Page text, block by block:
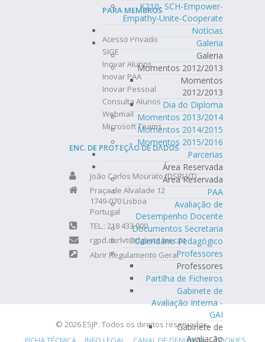
K210- SCH-Empower-
Empathy-Unite-Cooperate
Notícias
Galeria
Galeria
Momentos 2012/2013
Momentos
2012/2013
Dia do Diploma
Momentos 2013/2014
Momentos 2014/2015
Momentos 2015/2016
Parcerias
Área Reservada
Área Reservada
PAA
Avaliação de
Desempenho Docente
Documentos Secretaria
Calendário Pedagógico
Professores
Professores
Partilha de Ficheiros
Gabinete de
Avaliação Interna -
GAI
Gabinete de
Avaliação
PARA MEMBROS
Acesso Privado
SIGE
Inovar Alunos
Inovar PAA
Inovar Pessoal
Consulta Alunos
Webmail
Microsoft Teams
ENC. DE PROTEÇÃO DE DADOS
João Carlos Mourato (DSRLVT)
Praça de Alvalade 12
1749-070 Lisboa
Portugal
TEL.: 218 433 900
rgpd.dsrlvt@dgeste.mec.pt
Abrir Regulamento Geral
© 2026 ESJP. Todos os direitos reservados.